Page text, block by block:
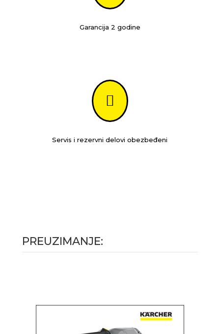
Garancija 2 godine

Servis i rezervni delovi obezbeđeni
PREUZIMANJE: